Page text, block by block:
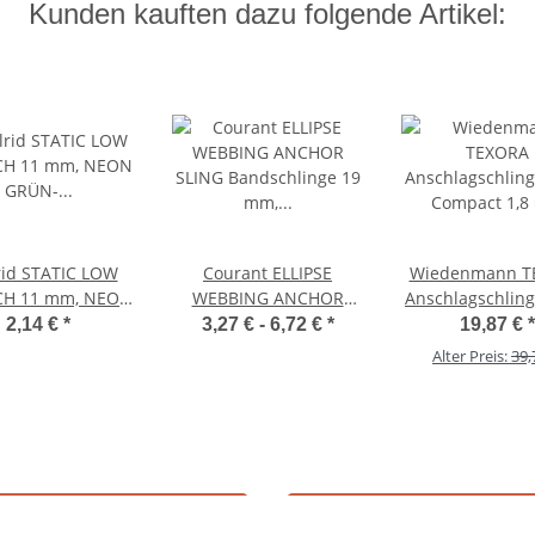
Kunden kauften dazu folgende Artikel:
STATIC LOW
11 mm, NEON
2,14 € *
Courant ELLIPSE
WEBBING ANCHOR
SLING Bandschlinge 19
3,27 € - 6,72 € *
Wiedenmann
Compact 1,8
19,87 € *
Alter Preis: